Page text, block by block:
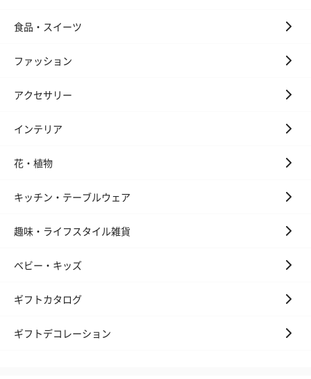
食品・スイーツ
ファッション
アクセサリー
インテリア
花・植物
キッチン・テーブルウェア
趣味・ライフスタイル雑貨
ベビー・キッズ
ギフトカタログ
ギフトデコレーション